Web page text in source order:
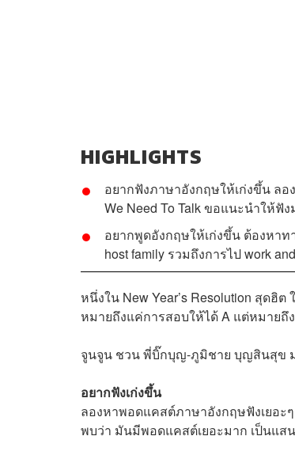
HIGHLIGHTS
อยากฟังภาษาอังกฤษให้เก่งขึ้น ล
We Need To Talk ขอแนะนำให้ฟัง
อยากพูดอังกฤษให้เก่งขึ้น ต้องหา
host family รวมถึงการไป work
หนึ่งใน New Year’s Resolution สุดฮิ
หมายถึงแค่การสอบให้ได้ A แต่หมายถึ
จูนจูน ชวน พี่บิ๊กบุญ-ภูมิชาย บุญสินสุข
อยากฟังเก่งขึ้น
ลองหาพอดแคสต์ภาษาอังกฤษฟังเยอะ
พบว่า มันมีพอดแคสต์เยอะมาก เป็นแส